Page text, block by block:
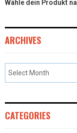
Wähle dein Produkt
ARCHIVES
CATEGORIES